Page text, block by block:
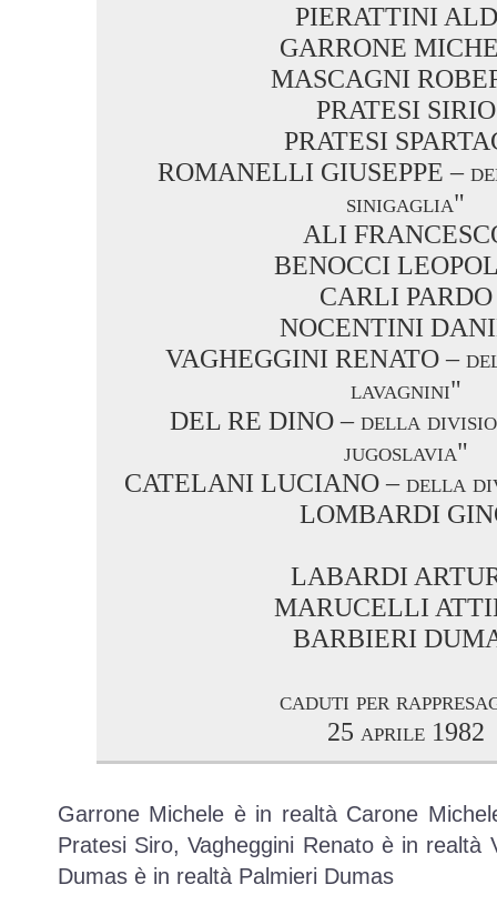
PIERATTINI
GARRONE
MASCAGNI
PRATESI SIRIO
PRATESI
ROMANELLI GIUSEPPE –
sinigaglia"
ALI
BENOCCI
CARLI PARDO
NOCENTINI
VAGHEGGINI RENATO –
lavagnini"
DEL RE DINO – della
jugoslavia"
CATELANI LUCIANO – della
LOMBARDI
LABARDI
MARUCELLI
BARBIERI
caduti per
25 aprile 1982
Garrone Michele è in realtà Carone
Pratesi Siro, Vagheggini Renato è in realtà
Dumas è in realtà Palmieri Dumas